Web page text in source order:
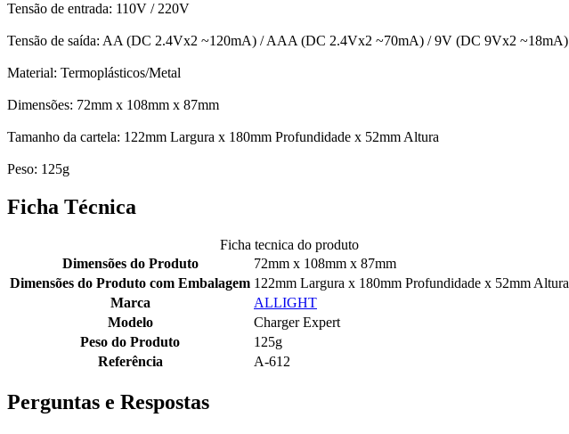
Tensão de entrada: 110V / 220V
Tensão de saída: AA (DC 2.4Vx2 ~120mA) / AAA (DC 2.4Vx2 ~70mA) / 9V (DC 9Vx2 ~18mA)
Material: Termoplásticos/Metal
Dimensões: 72mm x 108mm x 87mm
Tamanho da cartela: 122mm Largura x 180mm Profundidade x 52mm Altura
Peso: 125g
Ficha Técnica
Ficha tecnica do produto
Dimensões do Produto
72mm x 108mm x 87mm
Dimensões do Produto com Embalagem 122mm Largura x 180mm Profundidade x 52mm Altura
Marca
ALLIGHT
Modelo
Charger Expert
Peso do Produto
125g
Referência
A-612
Perguntas e Respostas